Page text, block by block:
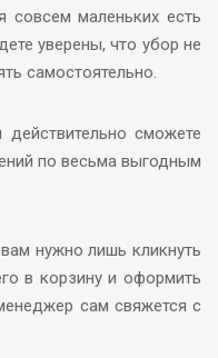
совсем маленьких есть
уверены, что убор не
самостоятельно.
сможете
по весьма выгодным
нужно лишь кликнуть
в корзину и оформить
сам свяжется с